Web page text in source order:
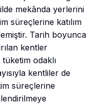
mekânda yerlerini
süreçlerine katılım
Tarih boyunca
kentler
odaklı
kentliler de
süreçlerine